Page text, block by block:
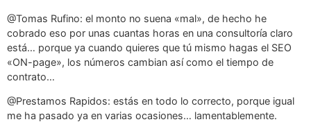
@Tomas Rufino: el monto no suena «mal», de hecho he
cobrado eso por unas cuantas horas en una consultoría claro
está… porque ya cuando quieres que tú mismo hagas el SEO
«ON-page», los números cambian así como el tiempo de
contrato…
@Prestamos Rapidos: estás en todo lo correcto, porque igual
me ha pasado ya en varias ocasiones… lamentablemente.